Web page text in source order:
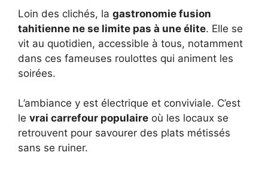
Loin des clichés, la gastronomie fusion
tahitienne ne se limite pas à une élite. Elle se
vit au quotidien, accessible à tous, notamment
dans ces fameuses roulottes qui animent les
soirées.
L’ambiance y est électrique et conviviale. C’est
le vrai carrefour populaire où les locaux se
retrouvent pour savourer des plats métissés
sans se ruiner.